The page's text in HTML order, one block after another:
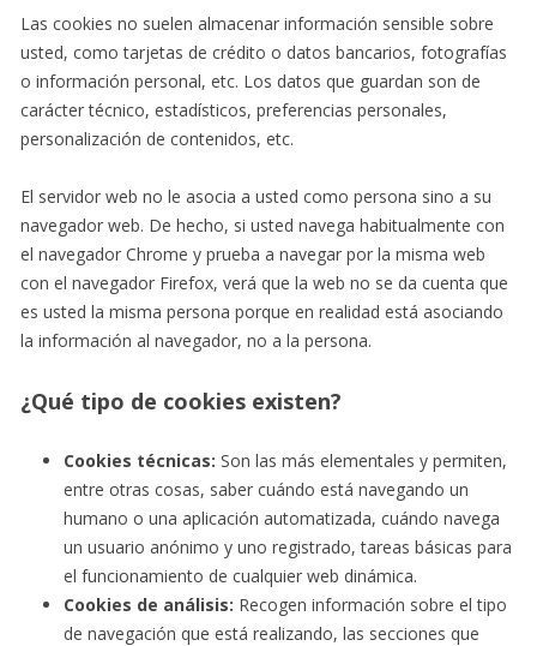
Las cookies no suelen almacenar información sensible sobre
usted, como tarjetas de crédito o datos bancarios, fotografías
o información personal, etc. Los datos que guardan son de
carácter técnico, estadísticos, preferencias personales,
personalización de contenidos, etc.
El servidor web no le asocia a usted como persona sino a su
navegador web. De hecho, si usted navega habitualmente con
el navegador Chrome y prueba a navegar por la misma web
con el navegador Firefox, verá que la web no se da cuenta que
es usted la misma persona porque en realidad está asociando
la información al navegador, no a la persona.
¿Qué tipo de cookies existen?
Cookies técnicas: Son las más elementales y permiten,
entre otras cosas, saber cuándo está navegando un
humano o una aplicación automatizada, cuándo navega
un usuario anónimo y uno registrado, tareas básicas para
el funcionamiento de cualquier web dinámica.
Cookies de análisis: Recogen información sobre el tipo
de navegación que está realizando, las secciones que